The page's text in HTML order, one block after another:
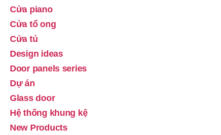
Cửa piano
Cửa tổ ong
Cửa tủ
Design ideas
Door panels series
Dự án
Glass door
Hệ thống khung kệ
New Products